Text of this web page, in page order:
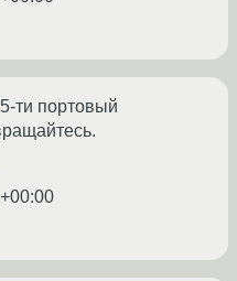
ти портовый